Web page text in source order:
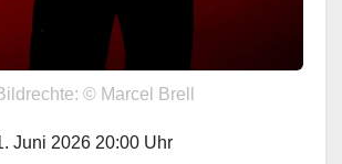
© Marcel Brell
Juni 2026 20:00 Uhr